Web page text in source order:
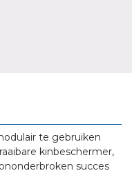
te gebruiken
kinbeschermer,
succes